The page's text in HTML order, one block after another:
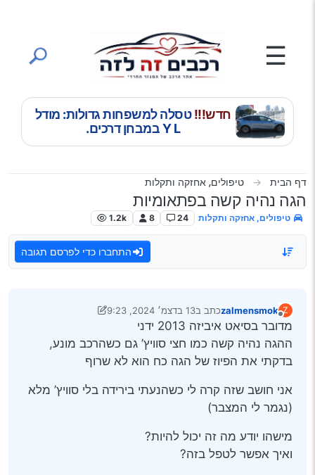
☰
חדש!!!טסלה למשפחות גדולות: מודל
Y L במבחן דרכים.
דף הבית טיפולים, אחזקה ותקלות
הגה נהיה קשה בפתאומיות
טיפולים, אחזקה ותקלות 24
8
1.2k
התחברו כדי לפרסם תגובה
Z
מנותק
zalmensmokכתב ב13 בדצמ׳ 2024, 9:23
נערך לאחרונה על ידי zalmensmok
מדובר בסיאט איביזה 2013 ידני
ההגה נהיה קשה כמו חצי סוויץ’ גם כשהרכב מונע,
בדקתי את הפיוז של הגה כח הוא לא שרוף
אני חושב שזה קרה לי כשהנעתי בירידה בלי סוויץ’ מלא
(נגמר לי המצבר)
מישהו יודע מה זה יכול להיות?
ואיך אפשר לטפל בזה?